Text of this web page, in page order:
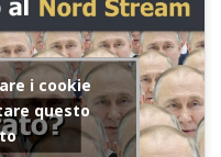
i cookie
questo